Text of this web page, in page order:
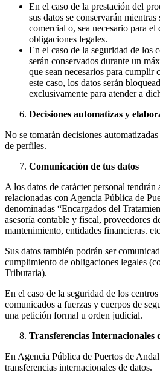
En el caso de la prestación del
sus datos se conservarán
comercial o, sea necesario para
obligaciones legales.
En el caso de la seguridad de los
serán conservados durante un
que sean necesarios para
este caso, los datos serán
exclusivamente para atender a
Decisiones automatizas y
No se tomarán decisiones
de perfiles.
Comunicación de tus datos
A los datos de carácter personal tendrán
relacionadas con Agencia Pública de
denominadas “Encargados del
asesoría contable y fiscal, proveedores
mantenimiento, entidades financieras.
Sus datos también podrán ser
cumplimiento de obligaciones legales
Tributaria).
En el caso de la seguridad de los
comunicados a fuerzas y cuerpos de
una petición formal u orden judicial.
Transferencias Internacionales
En Agencia Pública de Puertos de
transferencias internacionales de datos.